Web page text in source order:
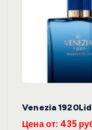
Venezia
Цена от: 435